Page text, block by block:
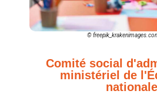
©
Comité social
ministériel de
nationale